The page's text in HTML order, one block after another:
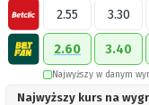
2.55 3.30
2.60 3.40
Najwyższy w danym
Najwyższy kurs na